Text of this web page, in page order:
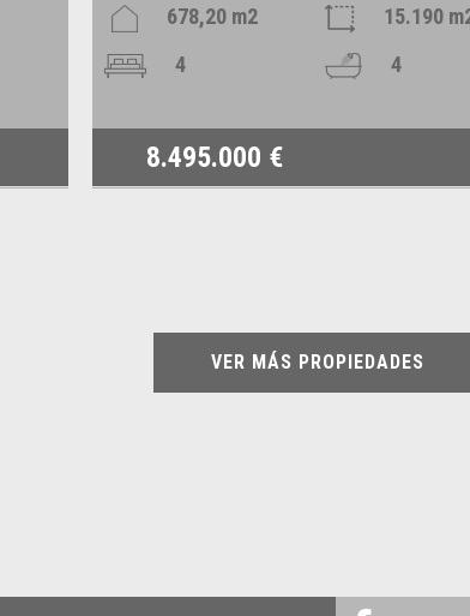
678,20 m2
15.190
4
4
8.495.000 €
VER MÁS PROPIEDADES